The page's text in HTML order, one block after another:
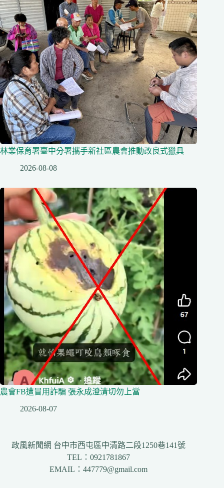
林業保育署臺中分署攜手新社區農會推動改良式獵具
2026-08-08
農會FB遭冒用詐騙 張永成澄清切勿上當
2026-08-07
政風新聞網 台中市西屯區中清路二段1250巷141號
TEL：0921781867
EMAIL：447779@gmail.com